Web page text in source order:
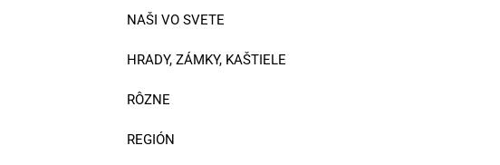
NAŠI VO SVETE
HRADY, ZÁMKY, KAŠTIELE
RÔZNE
REGIÓN